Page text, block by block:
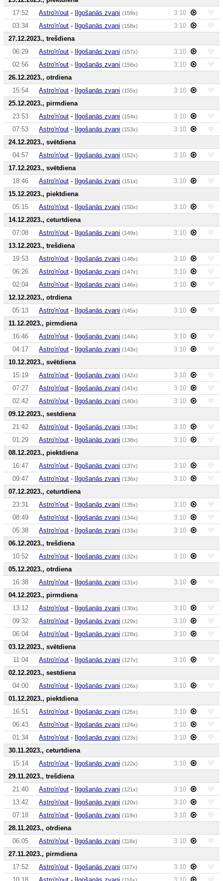
17:52
Astro'n'out - Ilgošanās zvani (159x)
3:10
03:34
Astro'n'out - Ilgošanās zvani (158x)
3:10
27.12.2023., trešdiena
06:29
Astro'n'out - Ilgošanās zvani (157x)
3:10
02:56
Astro'n'out - Ilgošanās zvani (156x)
3:10
26.12.2023., otrdiena
15:54
Astro'n'out - Ilgošanās zvani (155x)
3:10
25.12.2023., pirmdiena
23:53
Astro'n'out - Ilgošanās zvani (154x)
3:10
07:53
Astro'n'out - Ilgošanās zvani (153x)
3:10
24.12.2023., svētdiena
04:57
Astro'n'out - Ilgošanās zvani (152x)
3:10
17.12.2023., svētdiena
18:46
Astro'n'out - Ilgošanās zvani (151x)
3:10
15.12.2023., piektdiena
05:15
Astro'n'out - Ilgošanās zvani (150x)
3:10
14.12.2023., ceturtdiena
07:08
Astro'n'out - Ilgošanās zvani (149x)
3:10
13.12.2023., trešdiena
19:53
Astro'n'out - Ilgošanās zvani (148x)
3:10
06:26
Astro'n'out - Ilgošanās zvani (147x)
3:10
02:04
Astro'n'out - Ilgošanās zvani (146x)
3:10
12.12.2023., otrdiena
05:13
Astro'n'out - Ilgošanās zvani (145x)
3:10
11.12.2023., pirmdiena
16:46
Astro'n'out - Ilgošanās zvani (144x)
3:10
04:17
Astro'n'out - Ilgošanās zvani (143x)
3:10
10.12.2023., svētdiena
15:19
Astro'n'out - Ilgošanās zvani (142x)
3:10
07:27
Astro'n'out - Ilgošanās zvani (141x)
3:10
02:42
Astro'n'out - Ilgošanās zvani (140x)
3:10
09.12.2023., sestdiena
21:42
Astro'n'out - Ilgošanās zvani (139x)
3:10
01:29
Astro'n'out - Ilgošanās zvani (138x)
3:10
08.12.2023., piektdiena
16:47
Astro'n'out - Ilgošanās zvani (137x)
3:10
09:47
Astro'n'out - Ilgošanās zvani (136x)
3:10
07.12.2023., ceturtdiena
23:31
Astro'n'out - Ilgošanās zvani (135x)
3:10
08:49
Astro'n'out - Ilgošanās zvani (134x)
3:10
05:38
Astro'n'out - Ilgošanās zvani (133x)
3:10
06.12.2023., trešdiena
10:52
Astro'n'out - Ilgošanās zvani (132x)
3:10
05.12.2023., otrdiena
16:38
Astro'n'out - Ilgošanās zvani (131x)
3:10
04.12.2023., pirmdiena
13:12
Astro'n'out - Ilgošanās zvani (130x)
3:10
09:32
Astro'n'out - Ilgošanās zvani (129x)
3:10
06:04
Astro'n'out - Ilgošanās zvani (128x)
3:10
03.12.2023., svētdiena
11:04
Astro'n'out - Ilgošanās zvani (127x)
3:10
02.12.2023., sestdiena
04:00
Astro'n'out - Ilgošanās zvani (126x)
3:10
01.12.2023., piektdiena
16:51
Astro'n'out - Ilgošanās zvani (125x)
3:10
06:43
Astro'n'out - Ilgošanās zvani (124x)
3:10
01:34
Astro'n'out - Ilgošanās zvani (123x)
3:10
30.11.2023., ceturtdiena
15:14
Astro'n'out - Ilgošanās zvani (122x)
3:10
29.11.2023., trešdiena
21:40
Astro'n'out - Ilgošanās zvani (121x)
3:10
13:42
Astro'n'out - Ilgošanās zvani (120x)
3:10
07:18
Astro'n'out - Ilgošanās zvani (119x)
3:10
28.11.2023., otrdiena
06:05
Astro'n'out - Ilgošanās zvani (118x)
3:10
27.11.2023., pirmdiena
17:52
Astro'n'out - Ilgošanās zvani (117x)
3:10